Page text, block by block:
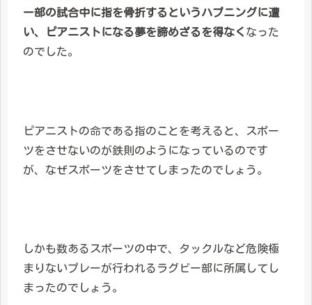
ー部の試合中に指を骨折するというハプニングに遭
い、ピアニストになる夢を諦めざるを得なく なった
のでした。
ピアニストの命である指のことを考えると、スポー
ツをさせないのが鉄則のようになっているのです
が、なぜスポーツをさせてしまったのでしょう。
しかも数あるスポーツの中で、タックルなど危険極
まりないプレーが行われるラグビー部に所属してし
まったのでしょう。